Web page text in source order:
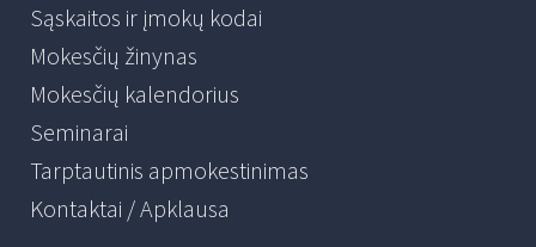
Sąskaitos ir įmokų kodai
Mokesčių žinynas
Mokesčių kalendorius
Seminarai
Tarptautinis apmokestinimas
Kontaktai / Apklausa